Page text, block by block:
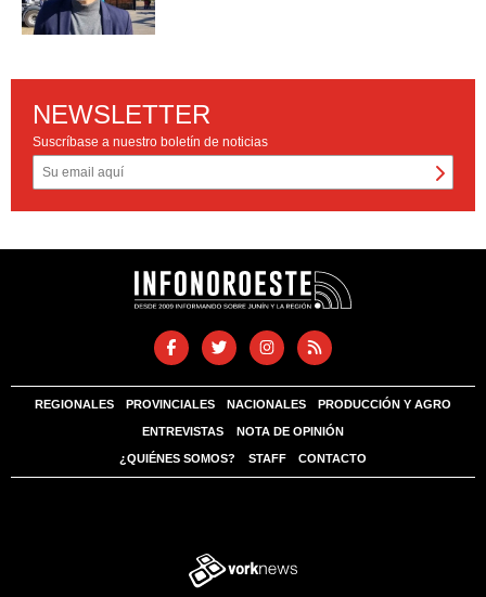
NEWSLETTER
Suscríbase a nuestro boletín de noticias
REGIONALES PROVINCIALES NACIONALES PRODUCCIÓN Y AGRO
ENTREVISTAS NOTA DE OPINIÓN
¿QUIÉNES SOMOS? STAFF CONTACTO